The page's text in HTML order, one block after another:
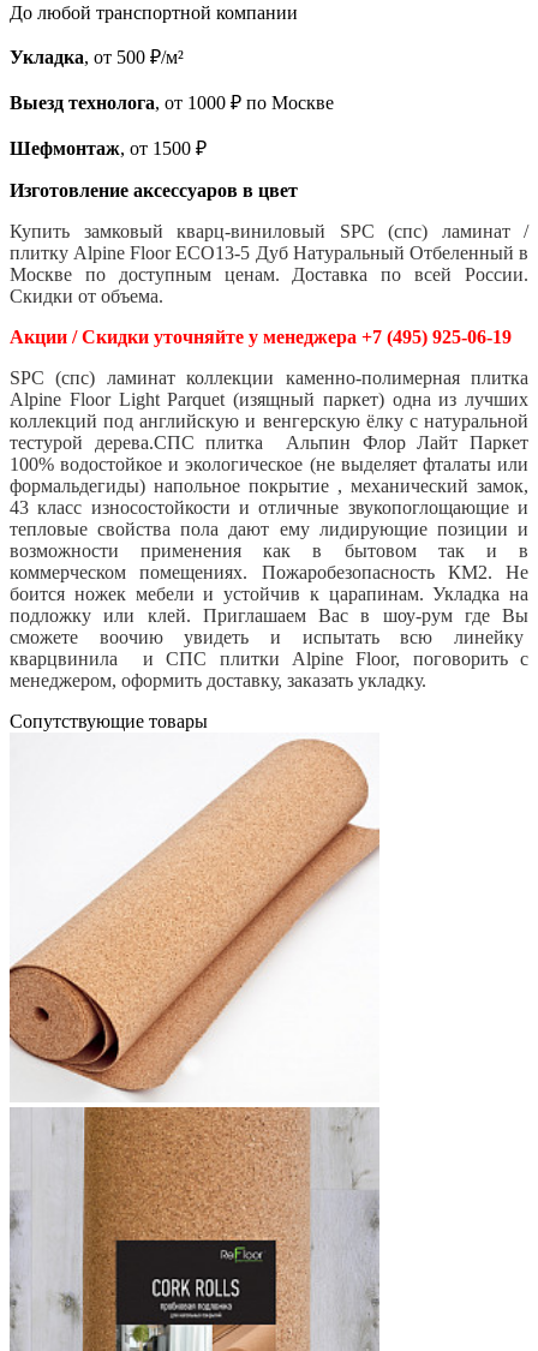
До любой транспортной компании
Укладка, от 500 ₽/м²
Выезд технолога, от 1000 ₽ по Москве
Шефмонтаж, от 1500 ₽
Изготовление аксессуаров в цвет
Купить замковый кварц-виниловый SPC (спс) ламинат /
плитку Alpine Floor ECO13-5 Дуб Натуральный Отбеленный в
Москве по доступным ценам. Доставка по всей России.
Скидки от объема.
Акции / Скидки уточняйте у менеджера +7 (495) 925-06-19
SPC (спс) ламинат коллекции каменно-полимерная плитка
Alpine Floor Light Parquet (изящный паркет) одна из лучших
коллекций под английскую и венгерскую ёлку с натуральной
тестурой дерева.СПС плитка Альпин Флор Лайт Паркет
100% водостойкое и экологическое (не выделяет фталаты или
формальдегиды) напольное покрытие , механический замок,
43 класс износостойкости и отличные звукопоглощающие и
тепловые свойства пола дают ему лидирующие позиции и
возможности применения как в бытовом так и в
коммерческом помещениях. Пожаробезопасность КМ2. Не
боится ножек мебели и устойчив к царапинам. Укладка на
подложку или клей. Приглашаем Вас в шоу-рум где Вы
сможете воочию увидеть и испытать всю линейку
кварцвинила и СПС плитки Alpine Floor, поговорить с
менеджером, оформить доставку, заказать укладку.
Cопутствующие товары